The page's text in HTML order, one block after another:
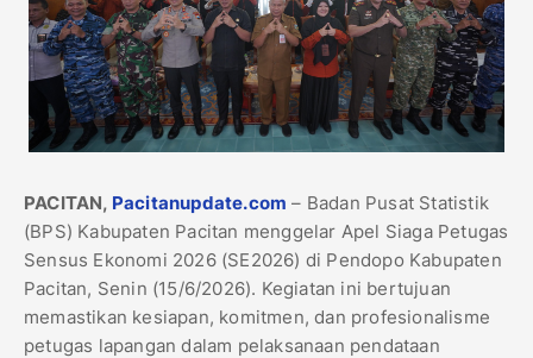
PACITAN, Pacitanupdate.com – Badan Pusat Statistik
(BPS) Kabupaten Pacitan menggelar Apel Siaga Petugas
Sensus Ekonomi 2026 (SE2026) di Pendopo Kabupaten
Pacitan, Senin (15/6/2026). Kegiatan ini bertujuan
memastikan kesiapan, komitmen, dan profesionalisme
petugas lapangan dalam pelaksanaan pendataan